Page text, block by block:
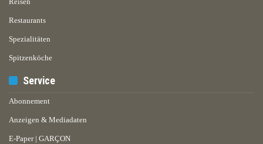
Restaurants
Spezialitäten
Spitzenköche
Service
Abonnement
Anzeigen & Mediadaten
E-Paper | GARÇON